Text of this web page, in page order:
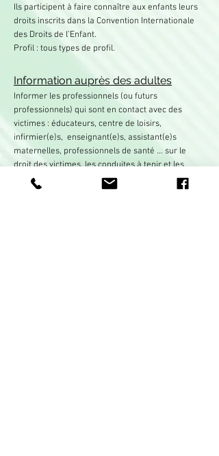
Ils participent à faire connaître aux enfants leurs
droits inscrits dans la Convention Internationale
des Droits de l’Enfant.
Profil : tous types de profil.
Information auprès des adultes
​Informer les professionnels (ou futurs
professionnels) qui sont en contact avec des
victimes : éducateurs, centre de loisirs,
infirmier(e)s, enseignant(e)s, assistant(e)s
maternelles, professionnels de santé … sur le
droit des victimes, les conduites à tenir et les
procédures à suivre.